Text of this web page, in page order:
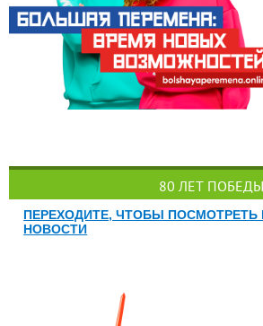
80 ЛЕТ ПОБЕДЫ
ПЕРЕХОДИТЕ, ЧТОБЫ ПОСМОТРЕТЬ
НОВОСТИ